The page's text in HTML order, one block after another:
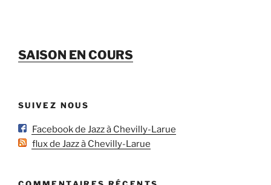
SAISON EN COURS
SUIVEZ NOUS
Facebook de Jazz à Chevilly-Larue
flux de Jazz à Chevilly-Larue